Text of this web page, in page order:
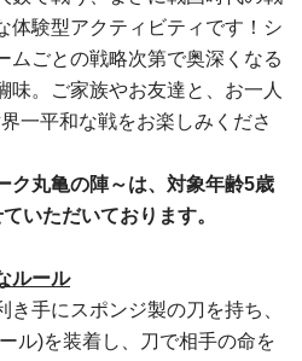
体験型アクティビティです！シ
ムごとの戦略次第で奥深くなる
味。ご家族やお友達と、お一人
一平和な戦をお楽しみくださ
ク丸亀の陣～は、対象年齢5歳
いただいております。
ルール
き手にスポンジ製の刀を持ち、
ル)を装着し、刀で相手の命を